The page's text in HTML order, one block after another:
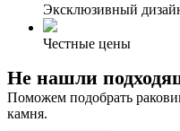
Эксклюзивный
Честные цены
Не нашли
Поможем подобрать
камня.